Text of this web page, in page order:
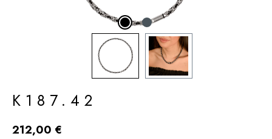
K187.42
Regulärer Preis:
212,00 €